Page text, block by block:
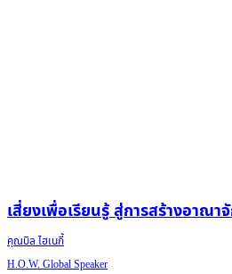
เสี่ยงเพื่อเรียนรู้ สู่การสร้างอาณา
คุณบิล ไฮเนกี้
H.O.W. Global Speaker